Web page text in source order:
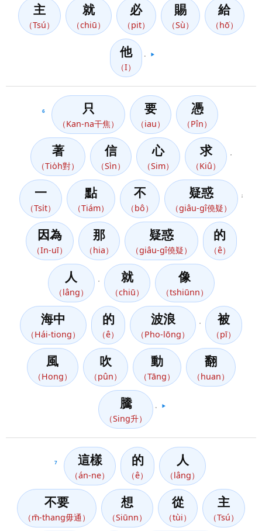
主
（Tsú）
就
（chiū）
必
（pit）
賜
（Sù）
給
（hō͘）
他
（I）
▶️
6 只
（Kan-na干焦）
要
（iau）
憑
（Pîn）
著
（Tio̍h對）
信
（Sìn）
心
（Sim）
求
（Kiû）
一
（Tsi̍t）
點
（Tiám）
不
（bô）
疑惑
（giâu-gî僥疑）
；
因為
（In-uī）
那
（hia）
疑惑
（giâu-gî僥疑）
的
（ê）
人
（lâng）
就
（chiū）
像
（tshiūnn）
海中
（Hái-tiong）
的
（ê）
波浪
（Pho-lōng）
被
（pī）
風
（Hong）
吹
（pûn）
動
（Tāng）
翻
（huan）
騰
（Sing升）
▶️
7 這樣
（án-ne）
的
（ê）
人
（lâng）
不要
（m̄-thang毋通）
想
（Siūnn）
從
（tùi）
主
（Tsú）